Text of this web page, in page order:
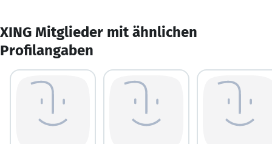
XING Mitglieder mit ähnlichen
Profilangaben